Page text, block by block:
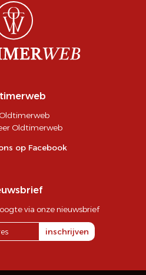
Oldtimerweb
op Facebook
via onze nieuwsbrief
inschrijven